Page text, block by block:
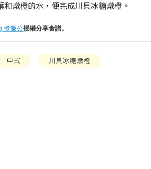
和燉橙的水，便完成川貝冰糖燉橙。
煮飯公授權分享食譜。
中式 川貝冰糖燉橙